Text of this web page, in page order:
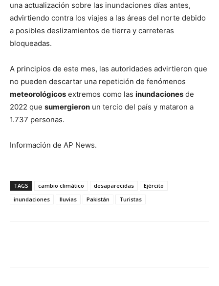
una actualización sobre las inundaciones días antes,
advirtiendo contra los viajes a las áreas del norte debido
a posibles deslizamientos de tierra y carreteras
bloqueadas.
A principios de este mes, las autoridades advirtieron que
no pueden descartar una repetición de fenómenos
meteorológicos extremos como las inundaciones de
2022 que sumergieron un tercio del país y mataron a
1.737 personas.
Información de AP News.
TAGS cambio climático desaparecidas
Ejército
inundaciones
lluvias Pakistán Turistas